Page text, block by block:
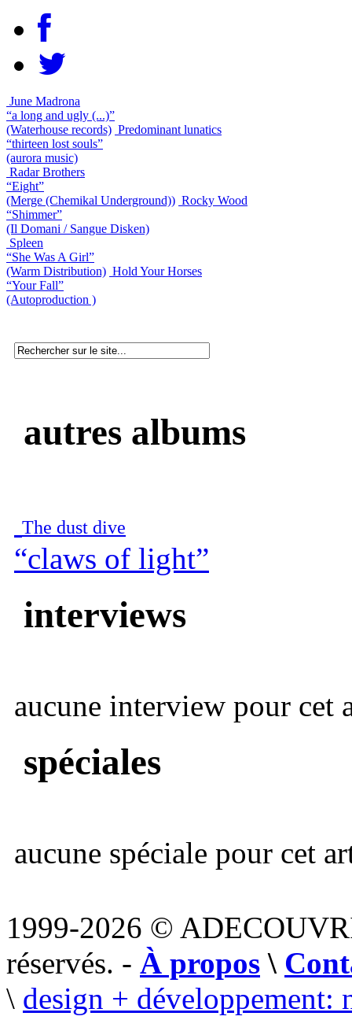
June Madrona
“a long and ugly (...)”
(Waterhouse records) Predominant lunatics
“thirteen lost souls”
(aurora music)
Radar Brothers
“Eight”
(Merge (Chemikal Underground)) Rocky Wood
“Shimmer”
(Il Domani / Sangue Disken)
Spleen
“She Was A Girl”
(Warm Distribution) Hold Your Horses
“Your Fall”
(Autoproduction )
autres albums
The dust dive
“claws of light”
interviews
aucune interview pour cet
spéciales
aucune spéciale pour cet
1999-2026 ©
réservés. - À propos \
\ design + développement: